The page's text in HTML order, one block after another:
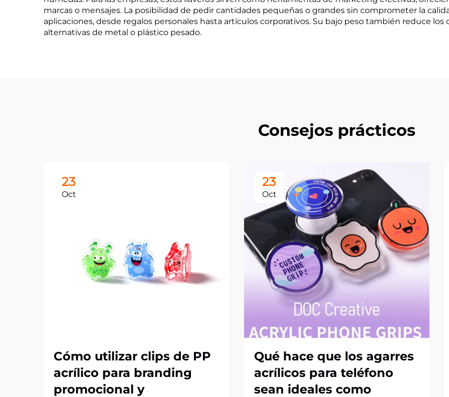
marcas o mensajes. La posibilidad de pedir cantidades pequeñas o grandes sin comprometer la
aplicaciones, desde regalos personales hasta artículos corporativos. Su bajo peso también reduce
alternativas de metal o plástico pesado.
Consejos prácticos
23
Oct
Cómo utilizar clips de PP
acrílico para branding
promocional y
23
Oct
Qué hace que los agarres
acrílicos para teléfono
sean ideales como